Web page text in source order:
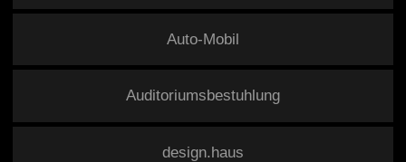
Auto-Mobil
Auditoriumsbestuhlung
design.haus